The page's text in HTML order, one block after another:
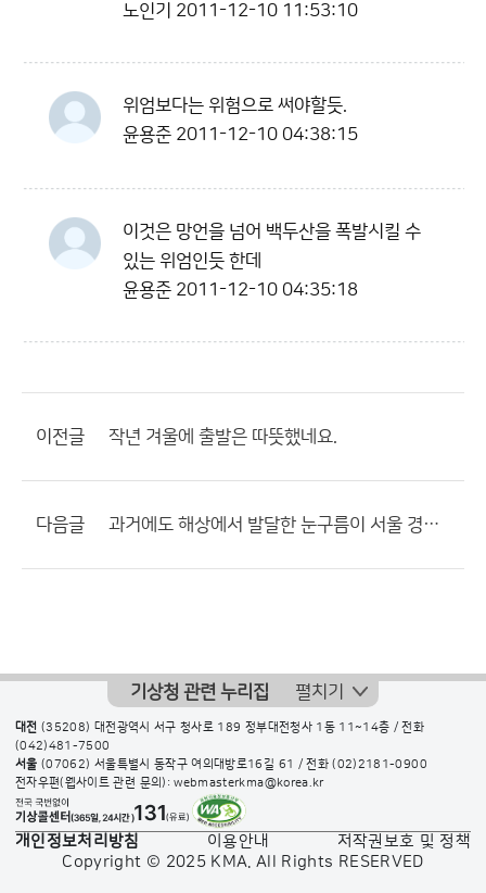
노인기 2011-12-10 11:53:10
위엄보다는 위험으로 써야할듯.
윤용준 2011-12-10 04:38:15
이것은 망언을 넘어 백두산을 폭발시킬 수
있는 위엄인듯 한데
윤용준 2011-12-10 04:35:18
이전글 작년 겨울에 출발은 따뜻했네요.
다음글 과거에도 해상에서 발달한 눈구름이 서울 경기도 지역에도.......
기상청 관련 누리집 펼치기
대전 (35208) 대전광역시 서구 청사로 189 정부대전청사 1동 11~14층 / 전화
(042)481-7500
서울 (07062) 서울특별시 동작구 여의대방로16길 61 / 전화(02)2181-0900
전자우편(웹사이트 관련 문의): webmasterkma@korea.kr
개인정보처리방침 이용안내
저작권보호 및 정책
Copyright © 2025 KMA. All Rights RESERVED